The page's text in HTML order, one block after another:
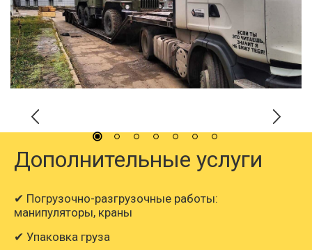
Дополнительные услуги
✔ Погрузочно-разгрузочные работы:
манипуляторы, краны
✔ Упаковка груза